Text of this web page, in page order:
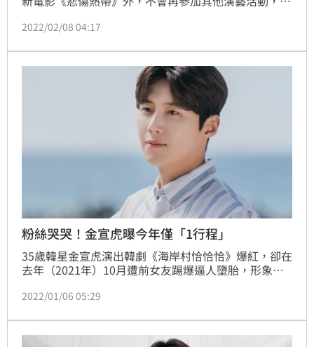
有餐廳老闆發文大讚金宣虎的溫暖行徑，才讓行蹤曝
況，他崩潰表示自己什麼都不知道，拜託大家不要再問
了。
2022/02/08 04:17
粉絲哭哭！金宣虎曝今年僅「1行程」
35歲韓星金宣虎演出韓劇《海岸村恰恰恰》爆紅，卻在
去年（2021年）10月遭前女友踢爆逼人墮胎，形象大
論風向轉變，人氣也逐漸回升，目前他將重心放在新電
讓粉絲大讚：「演員該有的態度。」
2022/01/06 05:29